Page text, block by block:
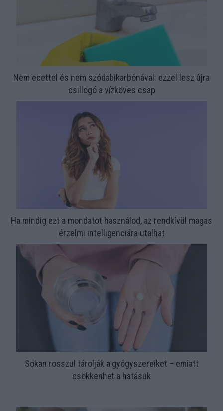
Nem ecettel és nem szódabikarbónával: ezzel lesz újra
csillogó a vízköves csap
Ha mindig ezt a mondatot használod, az rendkívül magas
érzelmi intelligenciára utalhat
Sokan rosszul tárolják a gyógyszereiket – emiatt
csökkenhet a hatásuk